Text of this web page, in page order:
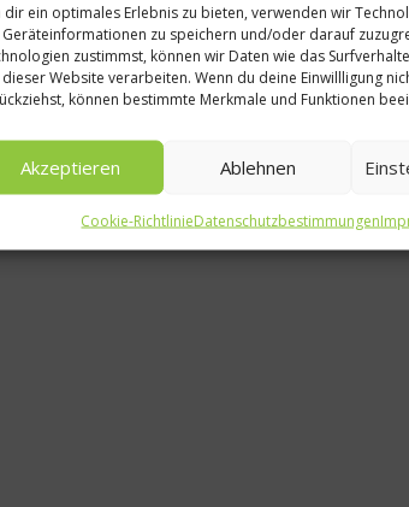
dir ein optimales Erlebnis zu bieten, verwenden wir
Geräteinformationen zu speichern und/oder darauf
zustimmst, können wir Daten wie das
dieser Website verarbeiten. Wenn du deine Einwillligung
können bestimmte Merkmale und Funktionen
Akzeptieren Ablehnen
Cookie-RichtlinieDatenschutzbestimmungen